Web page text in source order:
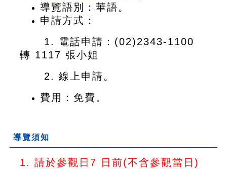
導覽語別：華語。
申請方式：
1. 電話申請：(02)2343-1100
轉 1117 張小姐
2. 線上申請。
費用：免費。
導覽須知
1. 請於參觀日7 日前(不含參觀當日)